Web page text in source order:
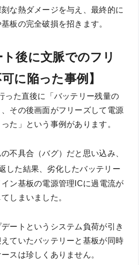
刻な熱ダメージを与え、最終的に
板の完全破損を招きます。
ト後に文脈でのフリ
に陥った事例】
った直後に「バッテリー残量の
その後画面がフリーズして電源
た」という事例があります。
不具合（バグ）だと思い込み、
した結果、劣化したバッテリー
ン基板の電源管理ICに過電流が
しまいました。
ートというシステム負荷が引き
ていたバッテリーと基板が同時
スは珍しくありません。